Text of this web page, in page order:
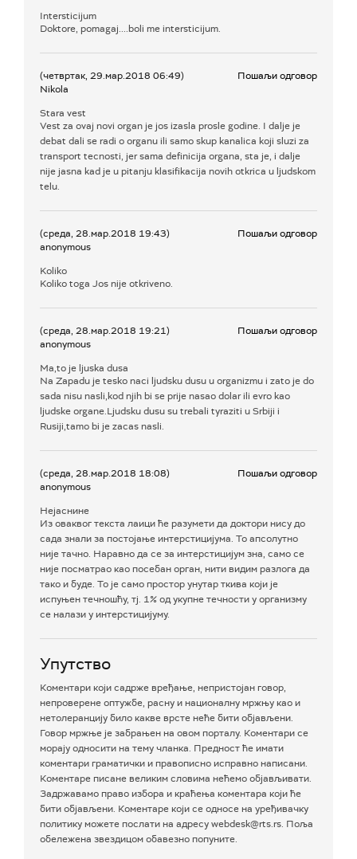
Intersticijum
Doktore, pomagaj....boli me intersticijum.
(четвртак, 29.мар.2018 06:49)
Nikola
Пошаљи одговор
Stara vest
Vest za ovaj novi organ je jos izasla prosle godine. I dalje je
debat dali se radi o organu ili samo skup kanalica koji sluzi za
transport tecnosti, jer sama definicija organa, sta je, i dalje
nije jasna kad je u pitanju klasifikacija novih otkrica u ljudskom
telu.
(среда, 28.мар.2018 19:43)
anonymous
Пошаљи одговор
Koliko
Koliko toga Jos nije otkriveno.
(среда, 28.мар.2018 19:21)
anonymous
Пошаљи одговор
Ma,to je ljuska dusa
Na Zapadu je tesko naci ljudsku dusu u organizmu i zato je do
sada nisu nasli,kod njih bi se prije nasao dolar ili evro kao
ljudske organe.Ljudsku dusu su trebali tyraziti u Srbiji i
Rusiji,tamo bi je zacas nasli.
(среда, 28.мар.2018 18:08)
anonymous
Пошаљи одговор
Нејаснине
Из оваквог текста лаици ће разумети да доктори нису до
сада знали за постојање интерстицијума. То апсолутно
није тачно. Наравно да се за интерстицијум зна, само се
није посматрао као посебан орган, нити видим разлога да
тако и буде. То је само простор унутар ткива који је
испуњен течношћу, тј. 1% од укупне течности у организму
се налази у интерстицијуму.
Упутство
Коментари који садрже вређање, непристојан говор,
непроверене оптужбе, расну и националну мржњу као и
нетолеранцију било какве врсте неће бити објављени.
Говор мржње је забрањен на овом порталу. Коментари се
морају односити на тему чланка. Предност ће имати
коментари граматички и правописно исправно написани.
Коментаре писане великим словима нећемо објављивати.
Задржавамо право избора и краћења коментара који ће
бити објављени. Коментаре који се односе на уређивачку
политику можете послати на адресу webdesk@rts.rs. Поља
обележена звездицом обавезно попуните.